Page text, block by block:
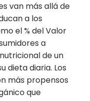
van más allá de
a los
el % del Valor
a
de un
dieta diaria. Los
más propensos
que